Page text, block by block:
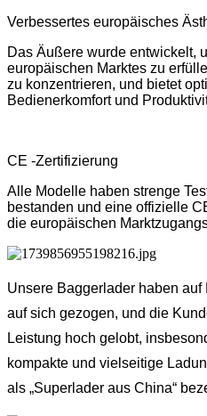
Verbessertes europäisches
Das Äußere wurde entwickelt,
europäischen Marktes zu
zu konzentrieren, und bietet
Bedienerkomfort und
CE -Zertifizierung
Alle Modelle haben strenge
bestanden und eine offizielle
die europäischen
Unsere Baggerlader haben
auf sich gezogen, und die
Leistung hoch gelobt,
kompakte und vielseitige
als „Superlader aus China“